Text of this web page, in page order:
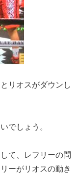
リオスがダウンし
でしょう。
て、レフリーの問
ーがリオスの動き